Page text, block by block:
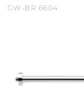
GW-BR.6604